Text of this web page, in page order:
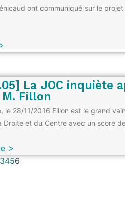
ont communiqué sur le
La JOC inquiète
Fillon
le 28/11/2016 Fillon est le grand
Droite et du Centre avec un score
>
3456